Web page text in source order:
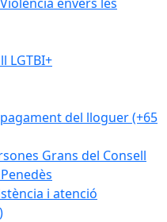
LGTBI+
del lloguer (+65
Grans del Consell
i atenció